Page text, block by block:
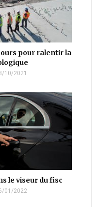
pour ralentir la
10/2021
le viseur du fisc
01/2022